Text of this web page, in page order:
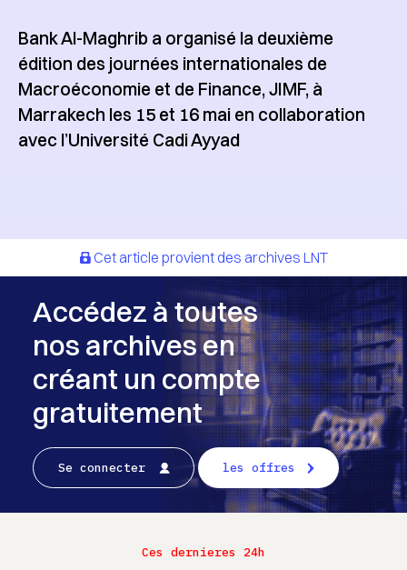
Bank Al-Maghrib a organisé la deuxième
édition des journées internationales de
Macroéconomie et de Finance, JIMF, à
Marrakech les 15 et 16 mai en collaboration
avec l’Université Cadi Ayyad
Cet article provient des archives LNT
Accédez à toutes
nos archives en
créant un compte
gratuitement
Se connecter les offres
Ces dernieres 24h